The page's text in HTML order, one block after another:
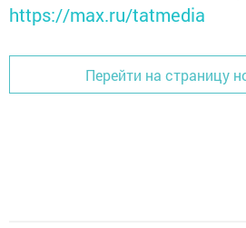
https://max.ru/tatmedia
Перейти на страницу